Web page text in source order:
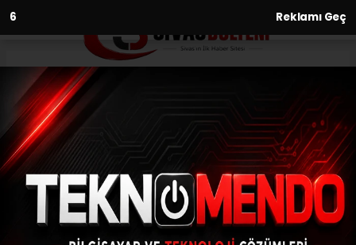
5 Reklamı Geç
Anasayfa Kültür-Sanat-Tarih
İbadethanelerinden Biri: Yeni
Cami
KÜLTÜR-SANAT-TARIH
13.06.2026 - 23:55, Güncelleme: 14.06.2026 - 12:49